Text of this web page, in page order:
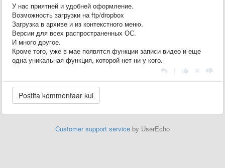
У нас приятней и удобней оформление.
Возможность загрузки на ftp/dropbox
Загрузка в архиве и из контекстного меню.
Версии для всех распространенных ОС.
И много другое.
Кроме того, уже в мае появятся функции записи видео и еще
одна уникальная функция, которой нет ни у кого.
Customer support service by UserEcho